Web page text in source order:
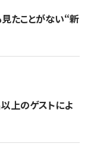
たことがない“新
上のゲストによ